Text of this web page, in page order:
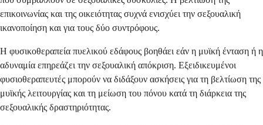
επικοινωνίας και της οικειότητας συχνά ενισχύει την σεξουαλική
ικανοποίηση και για τους δύο συντρόφους.
Η φυσικοθεραπεία πυελικού εδάφους βοηθάει εάν η μυϊκή ένταση ή η
αδυναμία επηρεάζει την σεξουαλική απόκριση. Εξειδικευμένοι
φυσιοθεραπευτές μπορούν να διδάξουν ασκήσεις για τη βελτίωση της
μυϊκής λειτουργίας και τη μείωση του πόνου κατά τη διάρκεια της
σεξουαλικής δραστηριότητας.